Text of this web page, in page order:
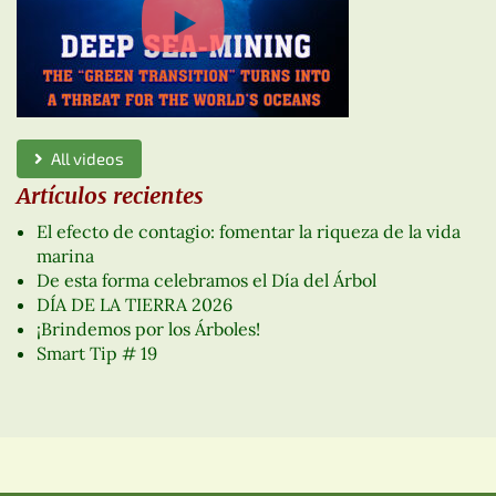
All videos
Artículos recientes
El efecto de contagio: fomentar la riqueza de la vida
marina
De esta forma celebramos el Día del Árbol
DÍA DE LA TIERRA 2026
¡Brindemos por los Árboles!
Smart Tip # 19